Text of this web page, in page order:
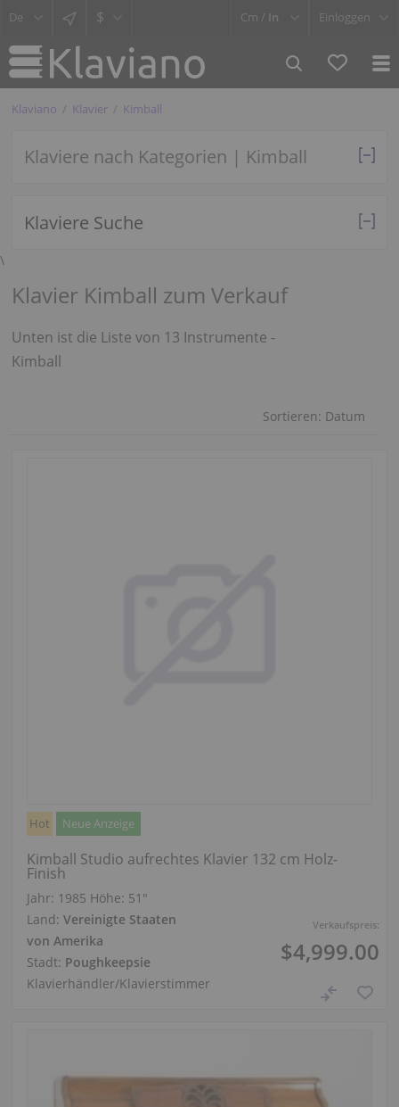
$ Cm / In Einloggen
Klaviano Klavier Kimball
Klaviere nach Kategorien | Kimball
Klaviere Suche
\
Klavier Kimball zum Verkauf
Unten ist die Liste von 13 Instrumente -
Kimball
Sortieren: Datum
Verkaufspreis:
$4,999.00
Hot Neue Anzeige
Kimball Studio aufrechtes Klavier 132 cm Holz-
Finish
Jahr: 1985 Höhe: 51″
Land: Vereinigte Staaten
von Amerika
Stadt: Poughkeepsie
Klavierhändler/Klavierstimmer